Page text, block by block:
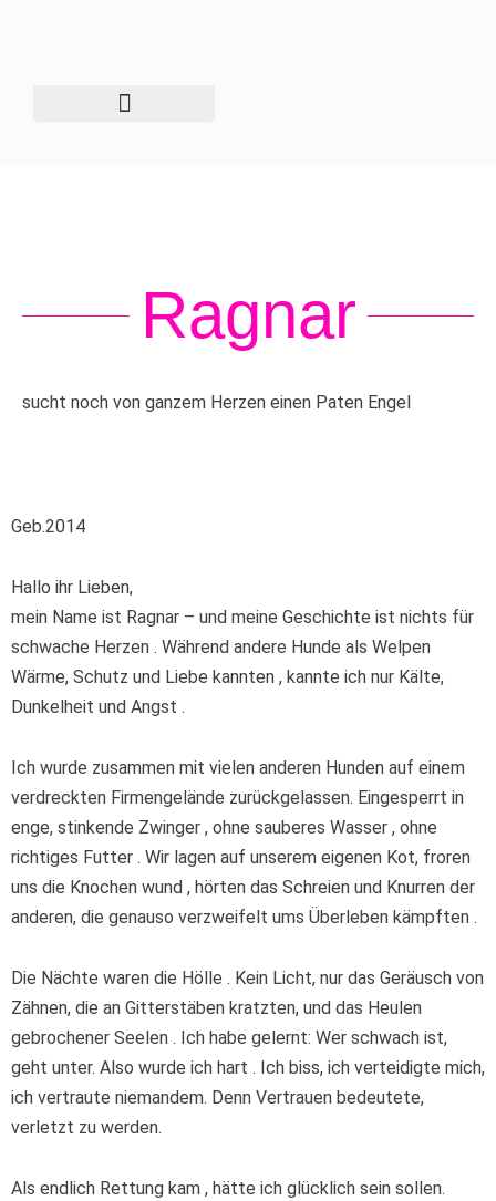
Ragnar
sucht noch von ganzem Herzen einen Paten Engel
Geb.2014
Hallo ihr Lieben,
mein Name ist Ragnar – und meine Geschichte ist nichts für
schwache Herzen . Während andere Hunde als Welpen
Wärme, Schutz und Liebe kannten , kannte ich nur Kälte,
Dunkelheit und Angst .
Ich wurde zusammen mit vielen anderen Hunden auf einem
verdreckten Firmengelände zurückgelassen. Eingesperrt in
enge, stinkende Zwinger , ohne sauberes Wasser , ohne
richtiges Futter . Wir lagen auf unserem eigenen Kot, froren
uns die Knochen wund , hörten das Schreien und Knurren der
anderen, die genauso verzweifelt ums Überleben kämpften .
Die Nächte waren die Hölle . Kein Licht, nur das Geräusch von
Zähnen, die an Gitterstäben kratzten, und das Heulen
gebrochener Seelen . Ich habe gelernt: Wer schwach ist,
geht unter. Also wurde ich hart . Ich biss, ich verteidigte mich,
ich vertraute niemandem. Denn Vertrauen bedeutete,
verletzt zu werden.
Als endlich Rettung kam , hätte ich glücklich sein sollen.